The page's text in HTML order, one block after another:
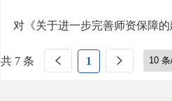
对《关于进一步完善师资保障
共 7 条 1